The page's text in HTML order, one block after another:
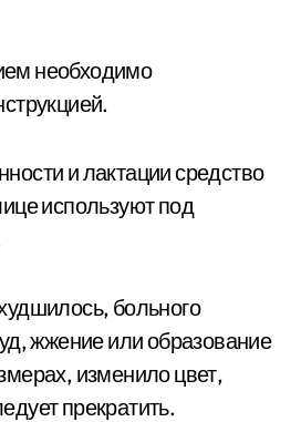
необходимо
и лактации средство
используют под
больного
жжение или образование
изменило цвет,
прекратить.